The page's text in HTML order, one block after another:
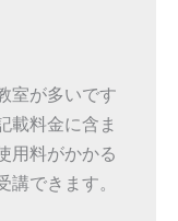
室が多いです
載料金に含ま
用料がかかる
できます。